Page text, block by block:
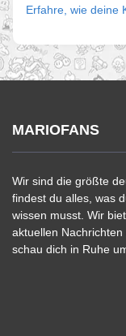
Erfahre, wie deine
MARIOFANS
Wir sind die größte
findest du alles, was
wissen musst. Wir
aktuellen
schau dich in Ruhe